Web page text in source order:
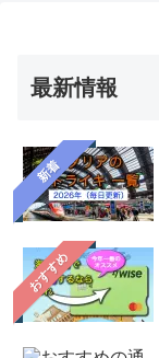
最新情報
新着
おすすめ